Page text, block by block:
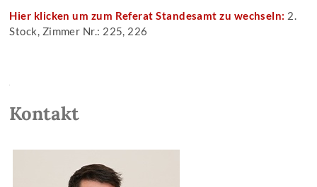
Hier klicken um zum Referat Standesamt zu wechseln: 2.
Stock, Zimmer Nr.: 225, 226
Kontakt